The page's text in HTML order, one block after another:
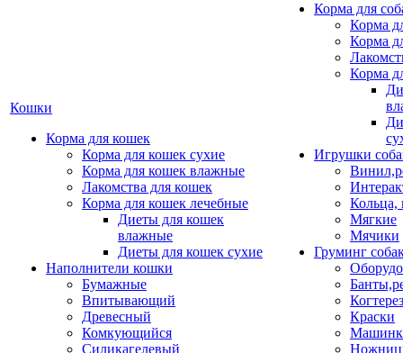
Кошки
Корма для кошек
Корма для кошек сухие
Корма для кошек влажные
Лакомства для кошек
Корма для кошек лечебные
Диеты для кошек
влажные
Диеты для кошек сухие
Наполнители кошки
Бумажные
Впитывающий
Древесный
Комкующийся
Силикагелевый
Корма для
Корма
Корма
Корма
Игрушки
Кольца,
Мягкие
Мячики
Груминг
Краски